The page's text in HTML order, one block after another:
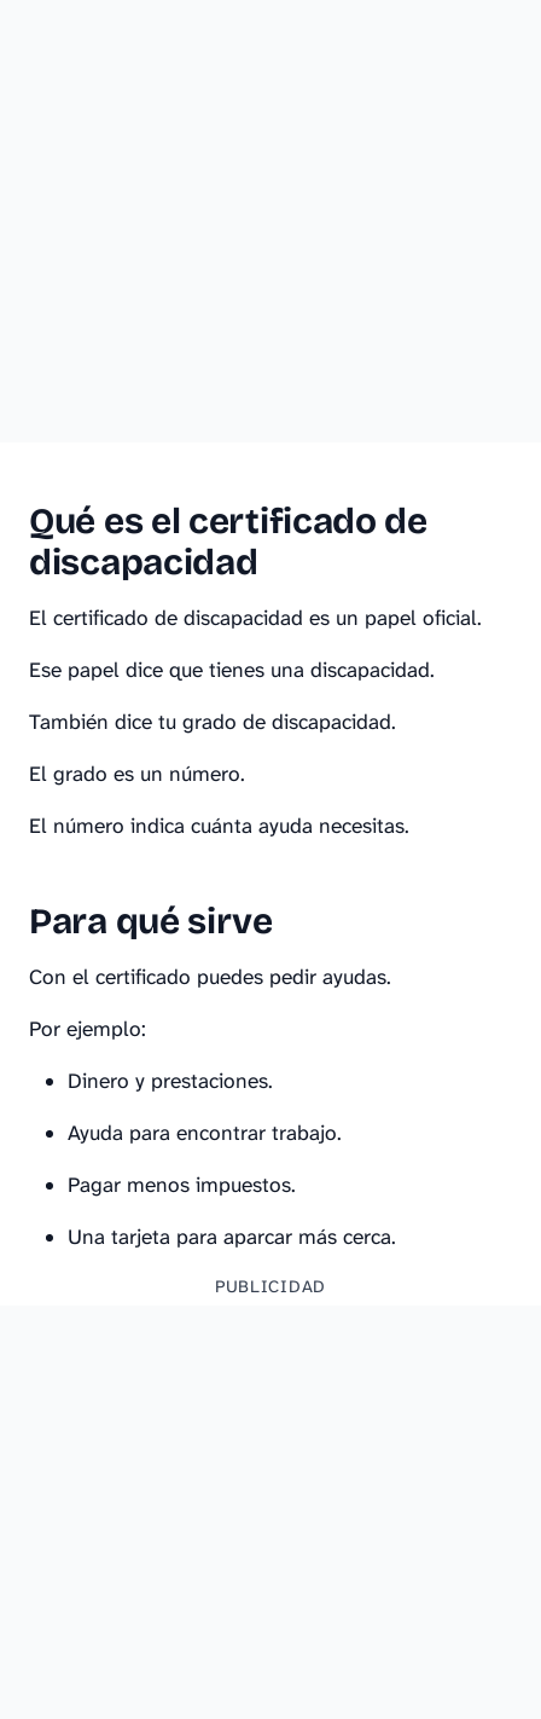
Qué es el certificado de
discapacidad
El certificado de discapacidad es un papel oficial.
Ese papel dice que tienes una discapacidad.
También dice tu grado de discapacidad.
El grado es un número.
El número indica cuánta ayuda necesitas.
Para qué sirve
Con el certificado puedes pedir ayudas.
Por ejemplo:
Dinero y prestaciones.
Ayuda para encontrar trabajo.
Pagar menos impuestos.
Una tarjeta para aparcar más cerca.
PUBLICIDAD